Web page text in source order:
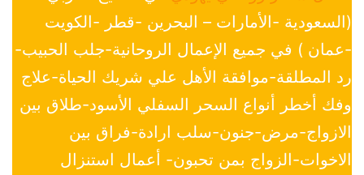
(السعودية -الأمارات – البحرين -قطر -الكويت
-عمان ) في جميع الإعمال الروحانية-جلب الحبيب-
رد المطلقة-موافقة الأهل علي شريك الحياة-علاج
وفك أخطر أنواع السحر السفلي الأسود-طلاق بين
الازواج-مرض-جنون-سلب ارادة-فراق بين
الاخوات-الزواج بمن تحبون- أعمال استنزال